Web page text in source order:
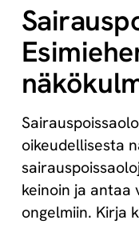
oikeudellisesta
keinoin ja antaa
ongelmiin. Kirja